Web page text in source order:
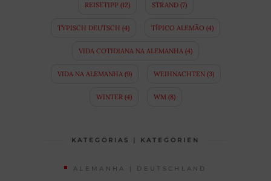
REISETIPP(12) STRAND(7)
TYPISCH DEUTSCH (4) TÍPICO ALEMÃO (4)
VIDA COTIDIANA NA ALEMANHA (4)
VIDA NA ALEMANHA(9) WEIHNACHTEN(3)
WINTER(4) WM(8)
KATEGORIAS | KATEGORIEN
ALEMANHA | DEUTSCHLAND